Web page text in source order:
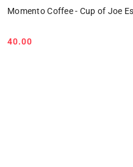
Momento Coffee - Cup of Joe
Cena:
40.00